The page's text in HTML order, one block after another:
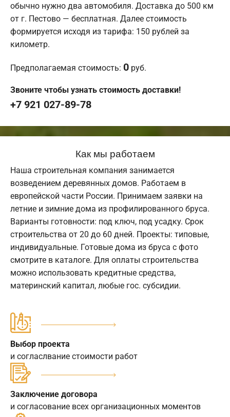
обычно нужно два автомобиля. Доставка до 500 км
от г. Пестово — бесплатная. Далее стоимость
формируется исходя из тарифа: 150 рублей за
километр.
Предполагаемая стоимость: 0 руб.
Звоните чтобы узнать стоимость доставки!
+7 921 027-89-78
Как мы работаем
Наша строительная компания занимается
возведением деревянных домов. Работаем в
европейской части России. Принимаем заявки на
летние и зимние дома из профилированного бруса.
Варианты готовности: под ключ, под усадку. Срок
строительства от 20 до 60 дней. Проекты: типовые,
индивидуальные. Готовые дома из бруса с фото
смотрите в каталоге. Для оплаты строительства
можно использовать кредитные средства,
материнский капитал, любые гос. субсидии.
Выбор проекта
и согласлвание стоимости работ
Заключение договора
и согласование всех организационных моментов